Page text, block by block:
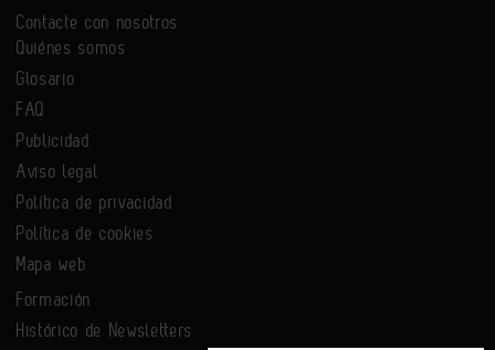
Contacte con nosotros
Quiénes somos
Glosario
FAQ
Publicidad
Aviso legal
Política de privacidad
Política de cookies
Mapa web
Formación
Histórico de Newsletters